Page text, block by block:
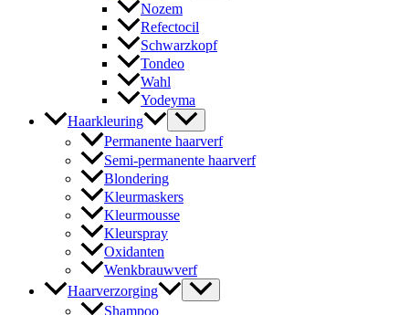
Nozem
Refectocil
Schwarzkopf
Tondeo
Wahl
Yodeyma
Haarkleuring
Permanente haarverf
Semi-permanente haarverf
Blondering
Kleurmaskers
Kleurmousse
Kleurspray
Oxidanten
Wenkbrauwverf
Haarverzorging
Shampoo